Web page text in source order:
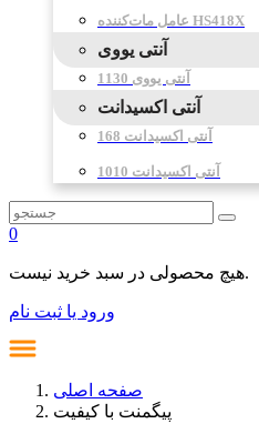
عامل مات‌کننده HS418X
آنتی یووی
آنتی یووی 1130
آنتی اکسیدانت
آنتی اکسیدانت 168
آنتی اکسیدانت 1010
0
هیچ محصولی در سبد خرید نیست.
ورود یا ثبت نام
صفحه اصلی
پیگمنت با کیفیت